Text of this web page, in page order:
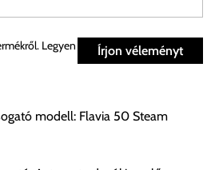
a beérkezést követően
Cégcsoportunk Stúdiójában
Írjon véleményt
Legyen
modell: Flavia 50 Steam